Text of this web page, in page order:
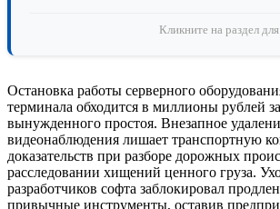
Кликните на раздел
Остановка работы серверного
терминала обходится в миллионы рублей
вынужденного простоя. Внезапное
видеонаблюдения лишает транспортную
доказательств при разборе дорожных
расследовании хищений ценного груза.
разработчиков софта заблокировал
привычные инструменты, оставив